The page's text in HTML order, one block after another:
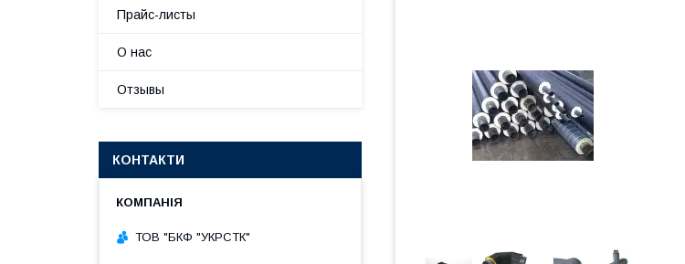
Прайс-листы
О нас
Отзывы
КОНТАКТИ
ТОВ "БКФ "УКРСТК"